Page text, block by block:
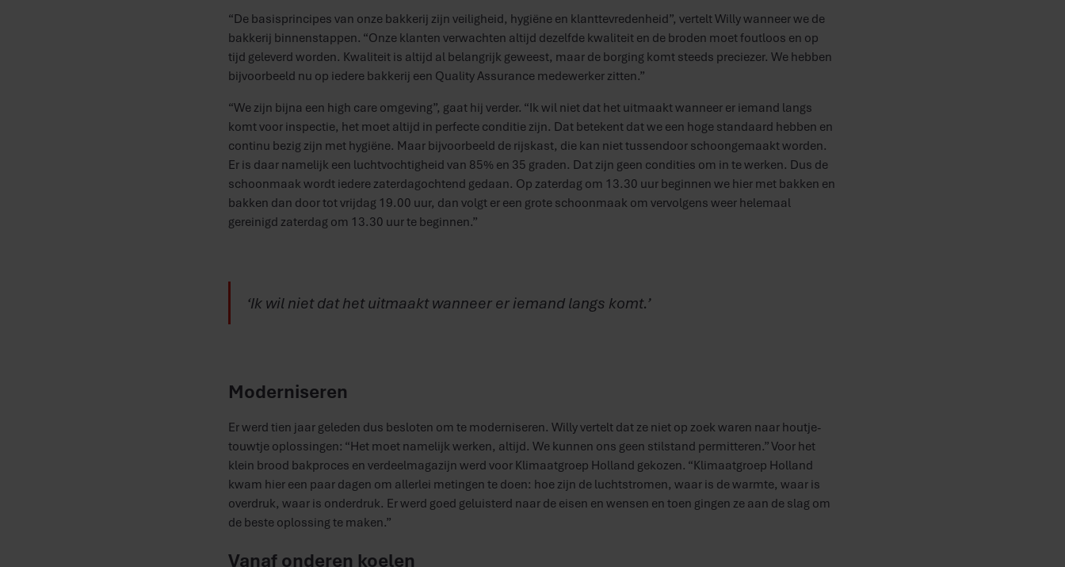
“De basisprincipes van onze bakkerij zijn veiligheid, hygiëne en klanttevredenheid”, vertelt Willy wanneer we de
bakkerij binnenstappen. “Onze klanten verwachten altijd dezelfde kwaliteit en de broden moet foutloos en op
tijd geleverd worden. Kwaliteit is altijd al belangrijk geweest, maar de borging komt steeds preciezer. We hebben
bijvoorbeeld nu op iedere bakkerij een Quality Assurance medewerker zitten.”
“We zijn bijna een high care omgeving”, gaat hij verder. “Ik wil niet dat het uitmaakt wanneer er iemand langs
komt voor inspectie, het moet altijd in perfecte conditie zijn. Dat betekent dat we een hoge standaard hebben en
continu bezig zijn met hygiëne. Maar bijvoorbeeld de rijskast, die kan niet tussendoor schoongemaakt worden.
Er is daar namelijk een luchtvochtigheid van 85% en 35 graden. Dat zijn geen condities om in te werken. Dus de
schoonmaak wordt iedere zaterdagochtend gedaan. Op zaterdag om 13.30 uur beginnen we hier met bakken en
bakken dan door tot vrijdag 19.00 uur, dan volgt er een grote schoonmaak om vervolgens weer helemaal
gereinigd zaterdag om 13.30 uur te beginnen.”
‘Ik wil niet dat het uitmaakt wanneer er iemand langs komt.’
Moderniseren
Er werd tien jaar geleden dus besloten om te moderniseren. Willy vertelt dat ze niet op zoek waren naar houtje-
touwtje oplossingen: “Het moet namelijk werken, altijd. We kunnen ons geen stilstand permitteren.” Voor het
klein brood bakproces en verdeelmagazijn werd voor Klimaatgroep Holland gekozen. “Klimaatgroep Holland
kwam hier een paar dagen om allerlei metingen te doen: hoe zijn de luchtstromen, waar is de warmte, waar is
overdruk, waar is onderdruk. Er werd goed geluisterd naar de eisen en wensen en toen gingen ze aan de slag om
de beste oplossing te maken.”
Vanaf onderen koelen